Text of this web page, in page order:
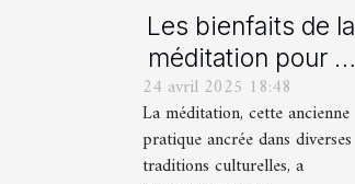
Les bienfaits de la
méditation pour le
corps et l'esprit en
2023
24 avril 2025 18:48
La méditation, cette ancienne
pratique ancrée dans diverses
traditions culturelles, a